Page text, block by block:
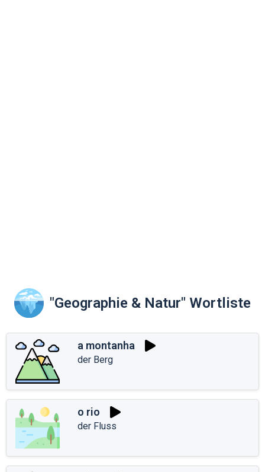
"Geographie & Natur" Wortliste
a montanha
der Berg
o rio
der Fluss